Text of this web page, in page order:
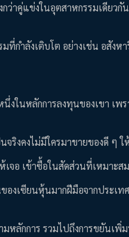
กว่าคู่แข่งในอุตสาหกรรมเดีย
ที่กำลังเติบโต อย่างเช่น อสั
ในหลักการลงทุนของเขา เ
จริงคงไม่มีใครมาขายของดี ๆ
เจอ เข้าซื้อในสัดส่วนที่เหมา
องเซียนหุ้นมากฝีมือจากประเ
ลักการ รวมไปถึงการขยันเพิ่